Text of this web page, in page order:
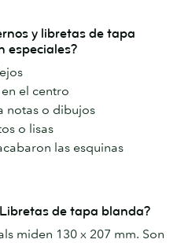
y libretas de tapa
especiales?
el centro
notas o dibujos
o lisas
las esquinas
de tapa blanda?
miden 130 x 207 mm. Son